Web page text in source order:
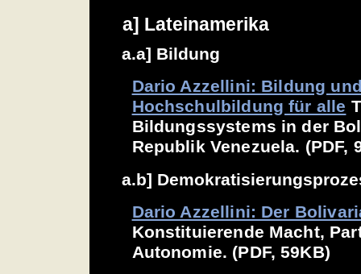
a] Lateinamerika
a.a] Bildung
Dario Azzellini: Bildung
Hochschulbildung für alle
Bildungssystems in der
Republik Venezuela. (PDF,
a.b]
Dario Azzellini: Der
Konstituierende Macht,
Autonomie. (PDF, 59KB)